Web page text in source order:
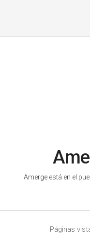
Amerge está en el
Páginas